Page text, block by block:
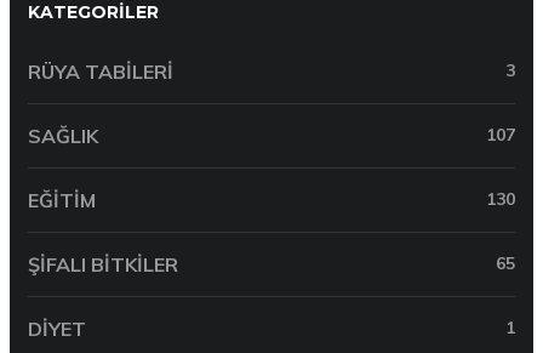
KATEGORILER
RÜYA TABILERI 3
SAĞLIK 107
EĞITIM 130
ŞIFALI BITKILER 65
DIYET 1